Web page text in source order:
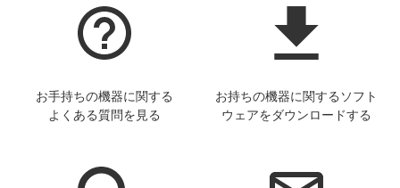
お手持ちの機器に関する
よくある質問を見る
お持ちの機器に関するソフト
ウェアをダウンロードする